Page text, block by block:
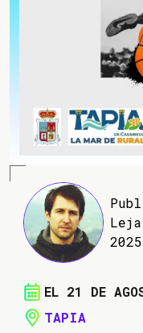
2025
EL 21 DE
TAPIA